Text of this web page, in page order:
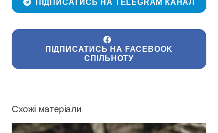
ПІДПИСАТИСЬ НА TELEGRAM КАНАЛ
ПІДПИСАТИСЬ НА FACEBOOK
СПІЛЬНОТУ
Схожі матеріали